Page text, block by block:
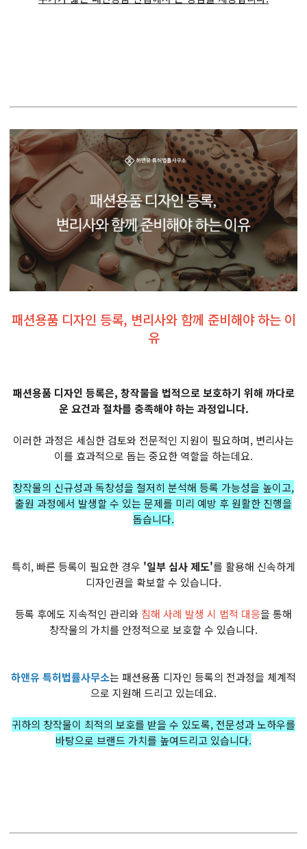
패션용품 디자인 등록, 변리사와 함께 준비해야 하는 이
유
패션용품 디자인 등록은, 창작물을 법적으로 보호하기 위해 까다로
운 요건과 절차를 충족해야 하는 과정입니다.
이러한 과정은 세심한 검토와 전문적인 지원이 필요하며, 변리사는
이를 효과적으로 돕는 중요한 역할을 하는데요.
창작물의 신규성과 독창성을 철저히 분석해 등록 가능성을 높이고,
출원 과정에서 발생할 수 있는 문제를 미리 예방 후 원활한 진행을
돕습니다.
특히, 빠른 등록이 필요한 경우 '일부 심사 제도'를 활용해 신속하게
디자인권을 확보할 수 있습니다.
등록 후에도 지속적인 관리와 침해 사례 발생 시 법적 대응을 통해
창작물의 가치를 안정적으로 보호할 수 있습니다.
하앤유 특허법률사무소는 패션용품 디자인 등록의 전과정을 체계적
으로 지원해 드리고 있는데요.
귀하의 창작물이 최적의 보호를 받을 수 있도록, 전문성과 노하우를
바탕으로 브랜드 가치를 높여드리고 있습니다.